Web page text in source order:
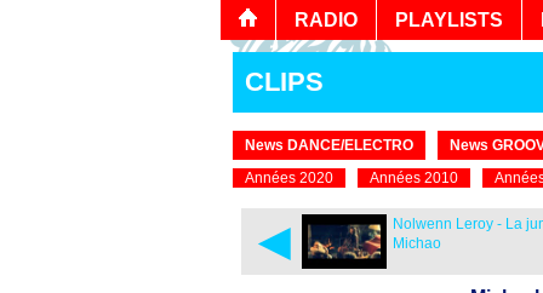
RADIO PLAYLISTS
CLIPS
News DANCE/ELECTRO
News
Années 2020
Années 2010
◄
Nolwenn Leroy - La
Michao